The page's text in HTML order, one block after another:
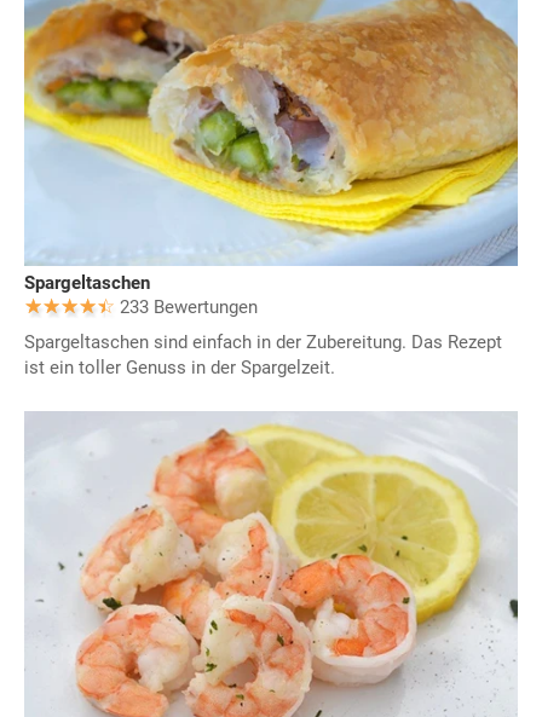
Spargeltaschen
233 Bewertungen
Spargeltaschen sind einfach in der Zubereitung. Das Rezept
ist ein toller Genuss in der Spargelzeit.